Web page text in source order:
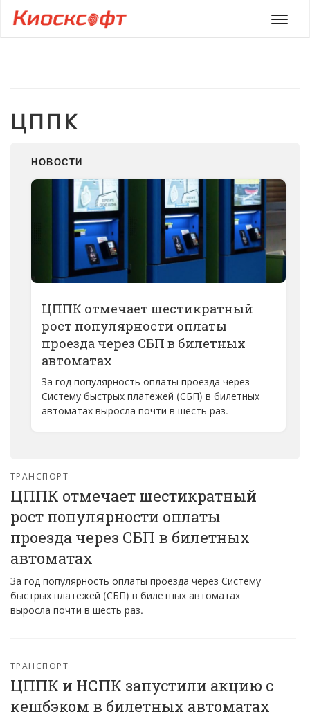
Меню
ЦППК
НОВОСТИ
ЦППК отмечает шестикратный
рост популярности оплаты
проезда через СБП в билетных
автоматах
За год популярность оплаты проезда через
Систему быстрых платежей (СБП) в билетных
автоматах выросла почти в шесть раз.
ТРАНСПОРТ
ЦППК отмечает шестикратный
рост популярности оплаты
проезда через СБП в билетных
автоматах
За год популярность оплаты проезда через Систему
быстрых платежей (СБП) в билетных автоматах
выросла почти в шесть раз.
ТРАНСПОРТ
ЦППК и НСПК запустили акцию с
кешбэком в билетных автоматах